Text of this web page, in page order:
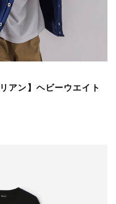
アン】ヘビーウエイト